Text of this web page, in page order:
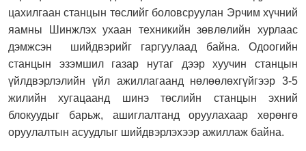
цахилгаан станцын төслийг боловсруулан Эрчим хүчний
яамны Шинжлэх ухаан техникийн зөвлөлийн хурлаас
дэмжсэн
шийдвэрийг гаргуулаад байна. Одоогийн
станцын эзэмшил газар нутаг дээр хуучин станцын
үйлдвэрлэлийн үйл ажиллагаанд нөлөөлөхгүйгээр 3-5
жилийн хугацаанд шинэ төслийн станцын эхний
блокуудыг барьж, ашиглалтанд оруулахаар хөрөнгө
оруулалтын асуудлыг шийдвэрлэхээр ажиллаж байна.